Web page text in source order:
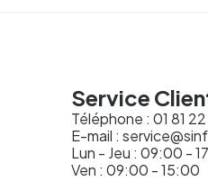
Service
Téléphone : 01 81
E-mail :
Lun - Jeu : 09:00 -
Ven : 09:00 - 15:00